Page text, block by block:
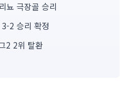
뇨 극장골 승리
2 승리 확정
2 2위 탈환